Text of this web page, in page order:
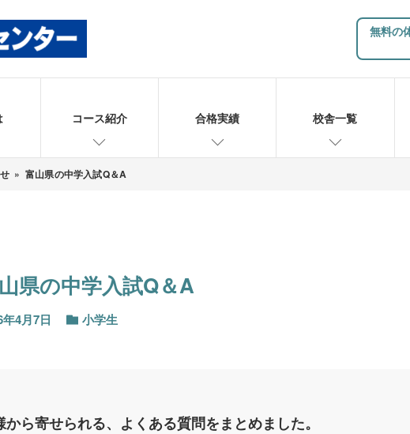
無料の
コース紹介 合格実績 校舎一覧
» 富山県の中学入試Q＆A
県の中学入試Q＆A
4月7日 小学生
から寄せられる、よくある質問をまとめました。